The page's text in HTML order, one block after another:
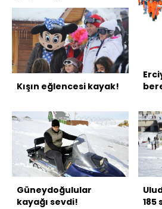
Kışın eğlencesi kayak!
Güneydoğulular
kayağı sevdi!